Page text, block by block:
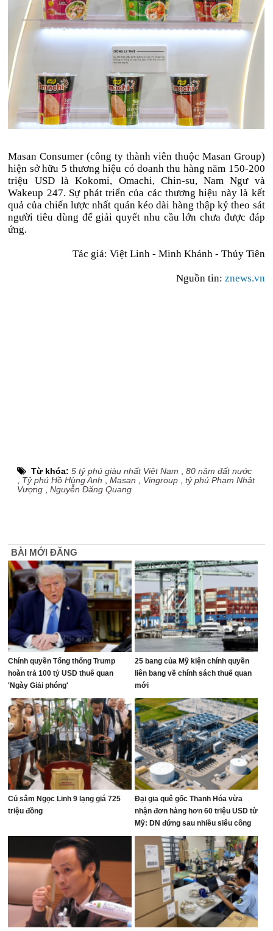
Masan Consumer (công ty thành viên thuộc Masan Group)
hiện sở hữu 5 thương hiệu có doanh thu hàng năm 150-200
triệu USDlà Kokomi, Omachi, Chin-su, Nam Ngư và
Wakeup 247. Sự phát triển của các thương hiệu này là kết
quả của chiến lược nhất quán kéo dài hàng thập kỷ theo sát
người tiêu dùng để giải quyết nhu cầu lớn chưa được đáp
ứng.
Tác giả: Việt Linh - Minh Khánh - Thủy Tiên
Nguồn tin: znews.vn
Từ khóa:5 tỷ phú giàu nhất Việt Nam ,80 năm đất nước
Tỷ phú Hồ Hùng Anh ,Masan Vingroup ,tỷ phú Phạm Nhật
Vượng ,Nguyễn Đăng Quang
BÀI MỚI ĐĂNG
Chính quyền Tổng thống Trump
hoàn trả 100 tỷ USD thuế quan
'Ngày Giải phóng'
25 bang của Mỹ kiện chính quyền
liên bang về chính sách thuế quan
mới
Củ sâm Ngọc Linh 9 lạng giá 725
triệu đồng
Đại gia quê gốc Thanh Hóa vừa
nhận đơn hàng hơn 60 triệu USD từ
Mỹ: DN đứng sau nhiều siêu công
trình thế giới, từ World Cup đến mái
vòm thép lớn nhất hành tinh